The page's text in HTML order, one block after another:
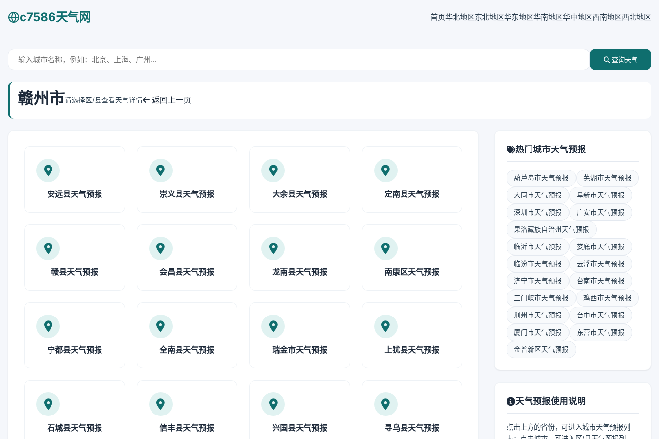
c7586天气网 首页华北地区东北地区华东地区华南地区华中地区西南地区西北地区
查询天气
赣州市请选择区/县查看天气详情 返回上一页
安远县天气预报 崇义县天气预报 大余县天气预报 定南县天气预报
赣县天气预报 会昌县天气预报 龙南县天气预报 南康区天气预报
宁都县天气预报 全南县天气预报 瑞金市天气预报 上犹县天气预报
石城县天气预报 信丰县天气预报 兴国县天气预报 寻乌县天气预报
热门城市天气预报
葫芦岛市天气预报 芜湖市天气预报
大同市天气预报 阜新市天气预报
深圳市天气预报 广安市天气预报
果洛藏族自治州天气预报
临沂市天气预报 娄底市天气预报
临汾市天气预报 云浮市天气预报
济宁市天气预报 台南市天气预报
三门峡市天气预报 鸡西市天气预报
荆州市天气预报 台中市天气预报
厦门市天气预报 东营市天气预报
金普新区天气预报
天气预报使用说明
点击上方的省份，可进入城市天气预报列